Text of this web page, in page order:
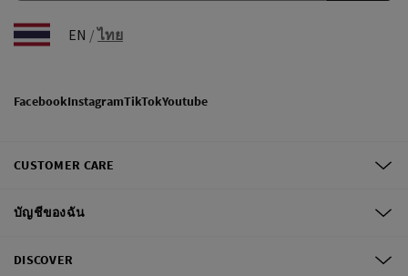
EN /ไทย
FacebookInstagramTikTokYoutube
CUSTOMER CARE
บัญชีของฉัน
DISCOVER